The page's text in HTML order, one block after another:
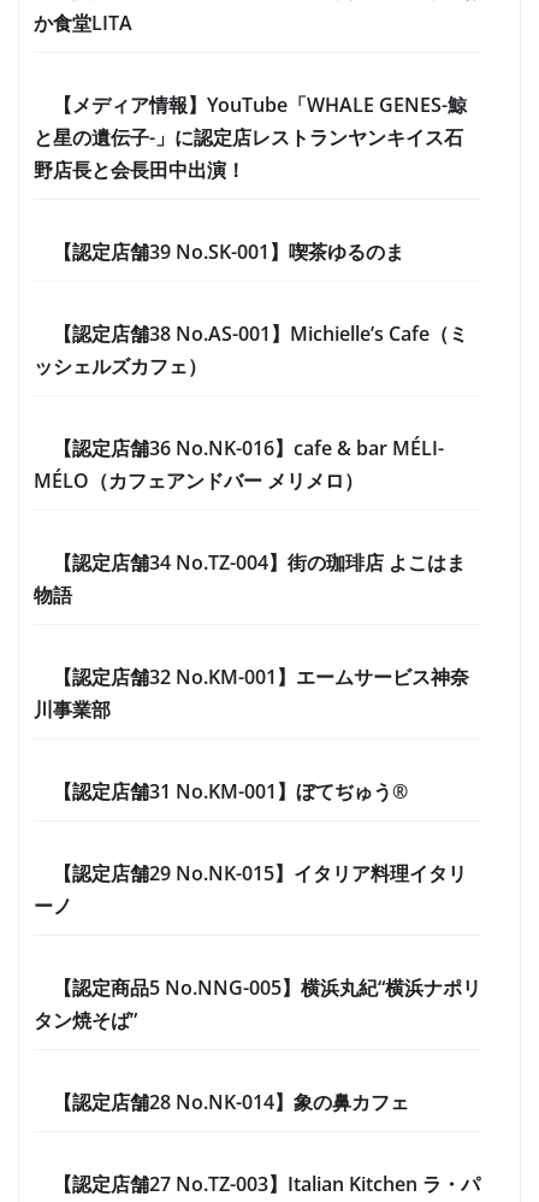
か食堂LITA
【メディア情報】YouTube「WHALE GENES-鯨
と星の遺伝子-」に認定店レストランヤンキイス石
野店長と会長田中出演！
【認定店舗39 No.SK-001】喫茶ゆるのま
【認定店舗38 No.AS-001】Michielle’s Cafe（ミ
ッシェルズカフェ）
【認定店舗36 No.NK-016】cafe & bar MÉLI-
MÉLO（カフェアンドバー メリメロ）
【認定店舗34 No.TZ-004】街の珈琲店 よこはま
物語
【認定店舗32 No.KM-001】エームサービス神奈
川事業部
【認定店舗31 No.KM-001】ぼてぢゅう®
【認定店舗29 No.NK-015】イタリア料理イタリ
ーノ
【認定商品5 No.NNG-005】横浜丸紀“横浜ナポリ
タン焼そば”
【認定店舗28 No.NK-014】象の鼻カフェ
【認定店舗27 No.TZ-003】Italian Kitchen ラ・パ